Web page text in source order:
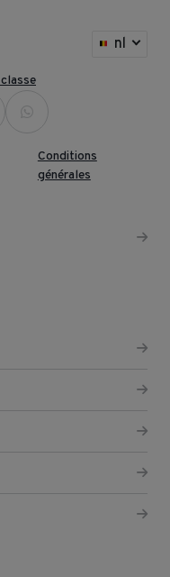
nl
Conditions
générales